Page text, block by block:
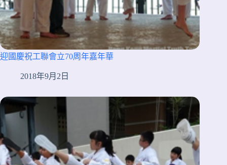
迎國慶祝工聯會立70周年嘉年華
2018年9月2日